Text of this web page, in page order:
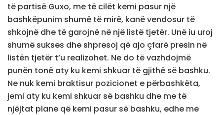
të partisë Guxo, me të cilët kemi pasur një
bashkëpunim shumë të mirë, kanë vendosur të
shkojnë dhe të garojnë në një listë tjetër. Unë iu uroj
shumë sukses dhe shpresoj që ajo çfarë presin në
listën tjetër t’u realizohet. Ne do të vazhdojmë
punën tonë aty ku kemi shkuar të gjithë së bashku.
Ne nuk kemi braktisur pozicionet e përbashkëta,
jemi aty ku kemi shkuar së bashku dhe me të
njëjtat plane që kemi pasur së bashku, edhe me